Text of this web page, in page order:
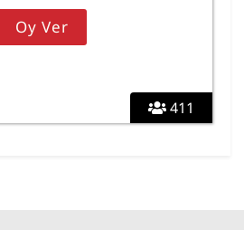
411